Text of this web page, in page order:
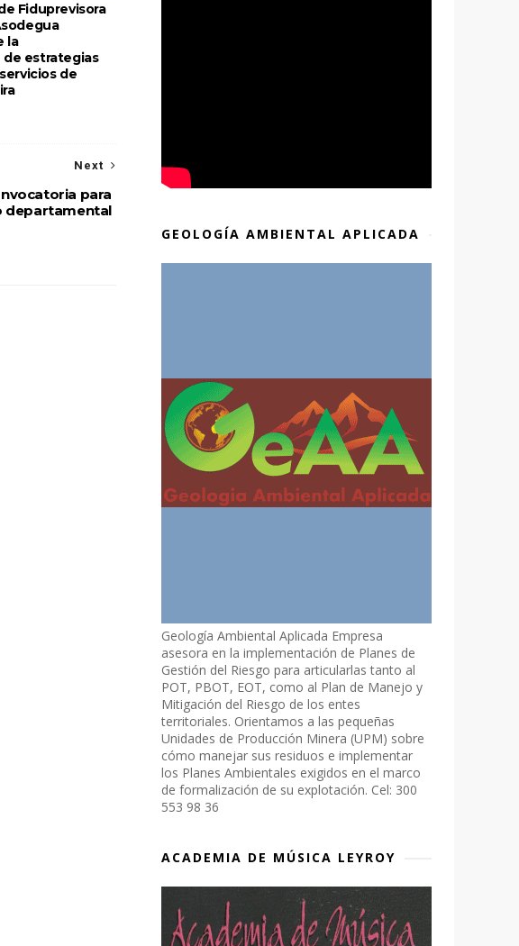
Fiduprevisora
la
estrategias
de
Next
para
departamental
GEOLOGÍA AMBIENTAL APLICADA
Geología Ambiental Aplicada Empresa
asesora en la implementación de Planes de
Gestión del Riesgo para articularlas tanto al
POT, PBOT, EOT, como al Plan de Manejo y
Mitigación del Riesgo de los entes
territoriales. Orientamos a las pequeñas
Unidades de Producción Minera (UPM) sobre
cómo manejar sus residuos e implementar
los Planes Ambientales exigidos en el marco
de formalización de su explotación. Cel: 300
553 98 36
ACADEMIA DE MÚSICA LEYROY